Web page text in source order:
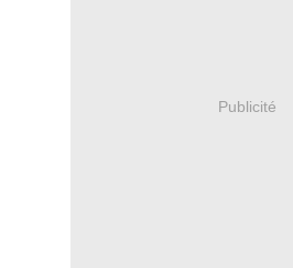
Publicité